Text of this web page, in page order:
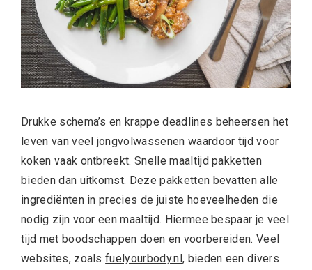
Drukke schema’s en krappe deadlines beheersen het
leven van veel jongvolwassenen waardoor tijd voor
koken vaak ontbreekt. Snelle maaltijd pakketten
bieden dan uitkomst. Deze pakketten bevatten alle
ingrediënten in precies de juiste hoeveelheden die
nodig zijn voor een maaltijd. Hiermee bespaar je veel
tijd met boodschappen doen en voorbereiden. Veel
websites, zoalsfuelyourbody.nl, bieden een divers